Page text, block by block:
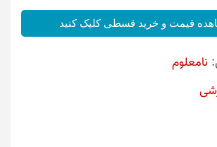
قیمت و خرید قسطی کلیک کنید
نامعلوم